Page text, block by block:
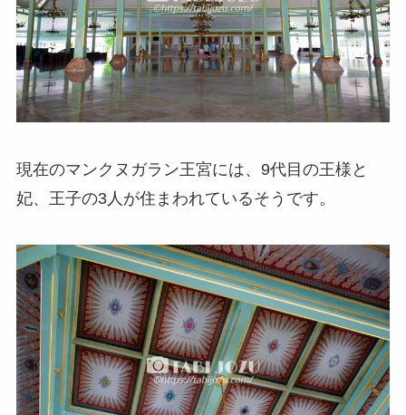
現在のマンクヌガラン王宮には、9代目の王様と
妃、王子の3人が住まわれているそうです。